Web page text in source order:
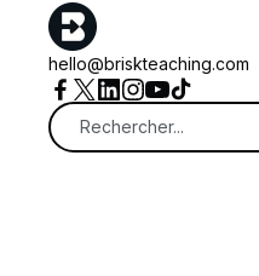
hello@briskteaching.com